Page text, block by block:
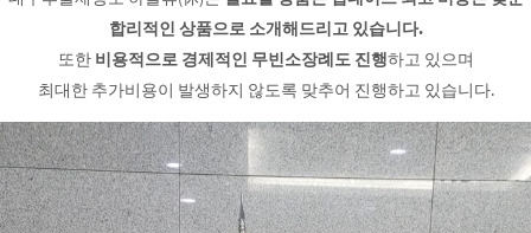
합리적인 상품으로 소개해드리고 있습니다.
또한 비용적으로 경제적인 무빈소장례도 진행하고 있으며
최대한 추가비용이 발생하지 않도록 맞추어 진행하고 있습니다.